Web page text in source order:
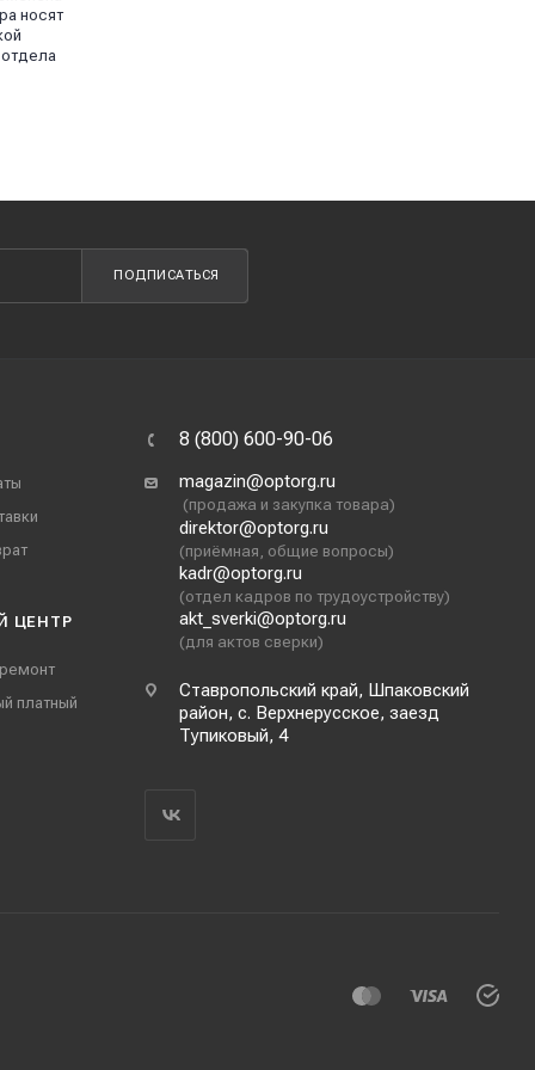
носят
ПОДПИСАТЬСЯ
ЦЕНТР
платный
8 (800) 600-90-06
magazin@optorg.ru
(продажа и закупка товара)
direktor@optorg.ru
(приёмная, общие вопросы)
kadr@optorg.ru
(отдел кадров по трудоустройству)
akt_sverki@optorg.ru
(для актов сверки)
Ставропольский край, Шпаковский
район, с. Верхнерусское, заезд
Тупиковый, 4